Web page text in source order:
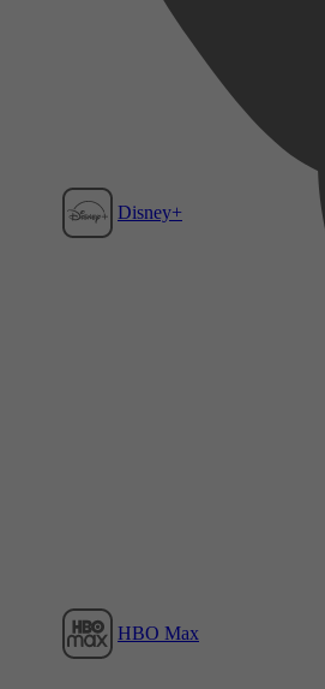
Disney+
HBO Max